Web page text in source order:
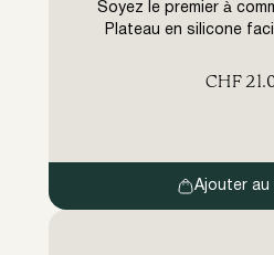
Soyez le premier à
Plateau en silicone
et robuste, facile à
CHF
Ajouter au